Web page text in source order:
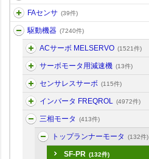
FAセンサ (39件)
駆動機器 (7240件)
ACサーボ MELSERVO (1521件)
サーボモータ用減速機 (13件)
センサレスサーボ (115件)
インバータ FREQROL (4972件)
三相モータ (413件)
トップランナーモータ (132件)
SF-PR (132件)